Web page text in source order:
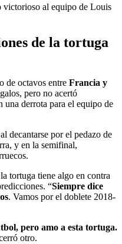
victorioso al equipo de Louis
de la tortuga
de octavos entre Francia y
pero no acertó
una derrota para el equipo de
decantarse por el pedazo de
y en la semifinal,
tortuga tiene algo en contra
“Siempre dice
. Vamos por el doblete 2018-
pero amo a esta tortuga.
otro.